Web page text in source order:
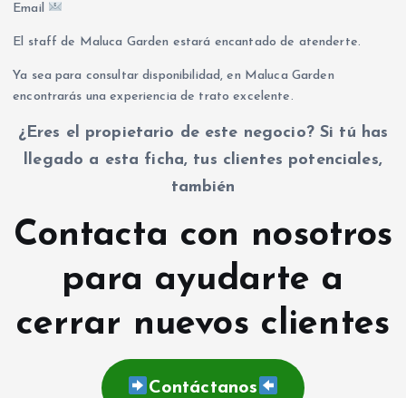
Email
El staff de Maluca Garden estará encantado de atenderte.
Ya sea para consultar disponibilidad, en Maluca Garden
encontrarás una experiencia de trato excelente.
¿Eres el propietario de este negocio? Si tú has
llegado a esta ficha, tus clientes potenciales,
también
Contacta con nosotros
para ayudarte a
cerrar nuevos clientes
Contáctanos